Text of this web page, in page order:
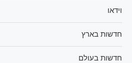
וידאו
חדשות בארץ
חדשות בעולם